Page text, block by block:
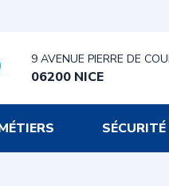
9 AVENUE PIERRE DE
06200 NICE